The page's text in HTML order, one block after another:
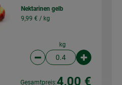
Nektarinen gelb
9,99 € / kg
kg
Artikelanzahl
Gesamtpreis:4,00 €